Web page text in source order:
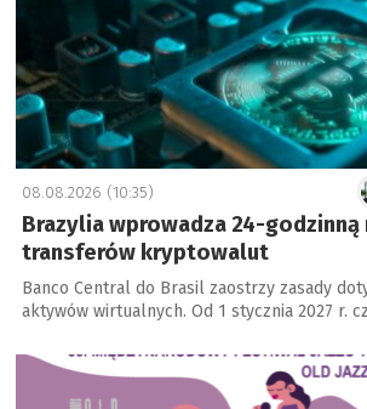
08.08.2026 (10:35)
Brazylia wprowadza 24-godzinną
transferów kryptowalut
Banco Central do Brasil zaostrzy zasady
aktywów wirtualnych. Od 1 stycznia 2027 r.
a